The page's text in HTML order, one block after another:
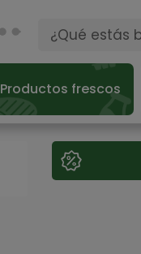
Productos frescos